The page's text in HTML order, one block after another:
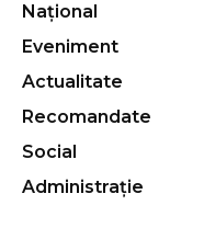
Național
Eveniment
Actualitate
Recomandate
Social
Administrație